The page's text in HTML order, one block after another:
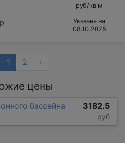
руб/кв.м
Указана на
08.10.2025
1 2 ›
цены
бассейна
3182.5
руб